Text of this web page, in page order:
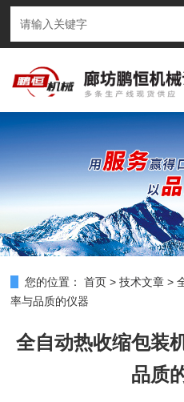
您的位置： 首页 >技术文章 >
率与品质的仪器
全自动热收缩包装
品质